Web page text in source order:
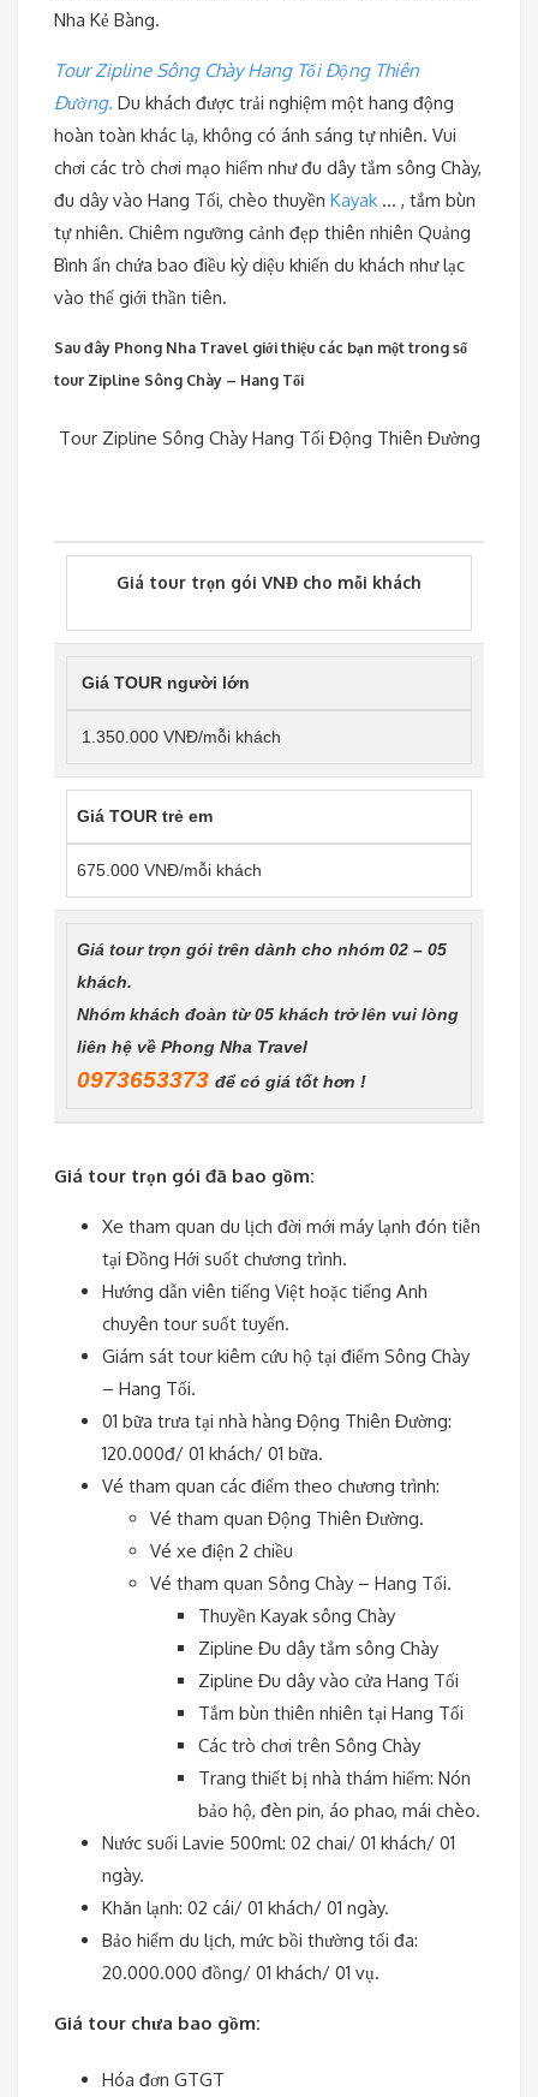
Nha Kẻ Bàng.
Tour Zipline Sông Chày Hang Tối Động Thiên
Đường. Du khách được trải nghiệm một hang động
hoàn toàn khác lạ, không có ánh sáng tự nhiên. Vui
chơi các trò chơi mạo hiểm như đu dây tắm sông Chày,
đu dây vào Hang Tối, chèo thuyền Kayak … , tắm bùn
tự nhiên. Chiêm ngưỡng cảnh đẹp thiên nhiên Quảng
Bình ẩn chứa bao điều kỳ diệu khiến du khách như lạc
vào thế giới thần tiên.
Sau đây Phong Nha Travel giới thiệu các bạn một trong số
tour Zipline Sông Chày – Hang Tối
Tour Zipline Sông Chày Hang Tối Động Thiên Đường
Giá tour trọn gói VNĐ cho mỗi khách
Giá TOUR người lớn
1.350.000 VNĐ/mỗi khách
Giá TOUR trẻ em
675.000 VNĐ/mỗi khách
Giá tour trọn gói trên dành cho nhóm 02 – 05
khách.
Nhóm khách đoàn từ 05 khách trở lên vui lòng
liên hệ về Phong Nha Travel
0973653373 để có giá tốt hơn !
Giá tour trọn gói đã bao gồm:
Xe tham quan du lịch đời mới máy lạnh đón tiễn
tại Đồng Hới suốt chương trình.
Hướng dẫn viên tiếng Việt hoặc tiếng Anh
chuyên tour suốt tuyến.
Giám sát tour kiêm cứu hộ tại điểm Sông Chày
– Hang Tối.
01 bữa trưa tại nhà hàng Động Thiên Đường:
120.000đ/ 01 khách/ 01 bữa.
Vé tham quan các điểm theo chương trình:
Vé tham quan Động Thiên Đường.
Vé xe điện 2 chiều
Vé tham quan Sông Chày – Hang Tối.
Thuyền Kayak sông Chày
Zipline Đu dây tắm sông Chày
Zipline Đu dây vào cửa Hang Tối
Tắm bùn thiên nhiên tại Hang Tối
Các trò chơi trên Sông Chày
Trang thiết bị nhà thám hiểm: Nón
bảo hộ, đèn pin, áo phao, mái chèo.
Nước suối Lavie 500ml: 02 chai/ 01 khách/ 01
ngày.
Khăn lạnh: 02 cái/ 01 khách/ 01 ngày.
Bảo hiểm du lịch, mức bồi thường tối đa:
20.000.000 đồng/ 01 khách/ 01 vụ.
Giá tour chưa bao gồm:
Hóa đơn GTGT